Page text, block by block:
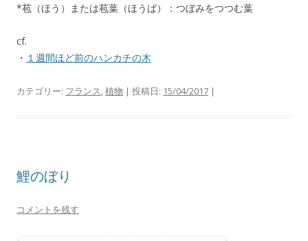
*苞（ほう）または苞葉（ほうば）：つぼみをつつむ葉
cf.
・ １週間ほど前のハンカチの木
カテゴリー: フランス,植物 | 投稿日: 15/04/2017 |
鯉のぼり
コメントを残す